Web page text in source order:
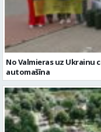
No Valmieras uz Ukrainu
automašīna